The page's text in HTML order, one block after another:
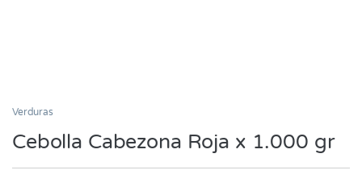
Verduras
Cebolla Cabezona Roja x 1.000 gr